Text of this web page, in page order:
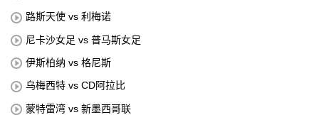
路斯天使 vs 利梅诺
尼卡沙女足 vs 普马斯女足
伊斯柏纳 vs 格尼斯
乌梅西特 vs CD阿拉比
蒙特雷湾 vs 新墨西哥联